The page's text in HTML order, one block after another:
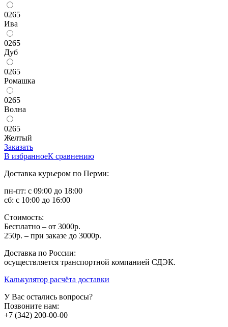
0265
Ива
0265
Дуб
0265
Ромашка
0265
Волна
0265
Желтый
Заказать
В избранноеК сравнению
Доставка курьером по Перми:
пн-пт: с 09:00 до 18:00
сб: с 10:00 до 16:00
Стоимость:
Бесплатно – от 3000р.
250р. – при заказе до 3000р.
Доставка по России:
осуществляется транспортной компанией СДЭК.
Калькулятор расчёта доставки
У Вас остались вопросы?
Позвоните нам:
+7 (342) 200-00-00